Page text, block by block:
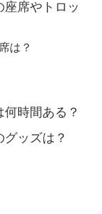
席やトロッ
は？
時間ある？
ッズは？